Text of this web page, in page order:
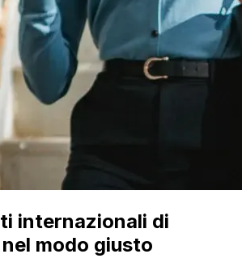
internazionali di
modo giusto